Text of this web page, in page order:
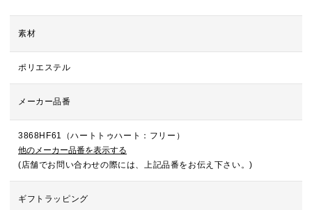
素材
ポリエステル
メーカー品番
3868HF61（ハートトゥハート：フリー）
他のメーカー品番を表示する
(店舗でお問い合わせの際には、上記品番をお伝え下さい。)
ギフトラッピング